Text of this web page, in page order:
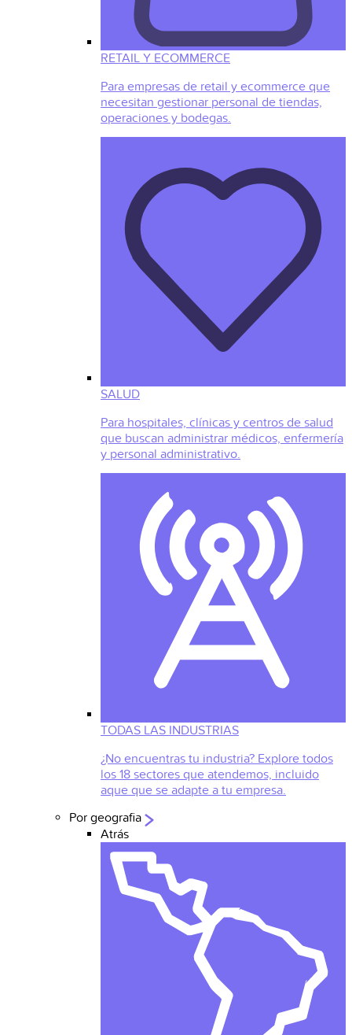
RETAIL Y ECOMMERCE
Para empresas de retail y ecommerce que
necesitan gestionar personal de tiendas,
operaciones y bodegas.
SALUD
Para hospitales, clínicas y centros de salud
que buscan administrar médicos, enfermería
y personal administrativo.
TODAS LAS INDUSTRIAS
¿No encuentras tu industria? Explore todos
los 18 sectores que atendemos, incluido
aque que se adapte a tu empresa.
Por geografia
Atrás